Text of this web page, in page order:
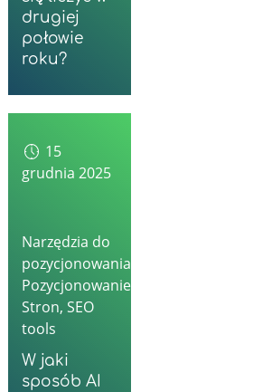
drugiej
połowie
roku?
15
grudnia 2025
Narzędzia do
pozycjonowania
Pozycjonowanie
Stron, SEO
tools
W jaki
sposób AI